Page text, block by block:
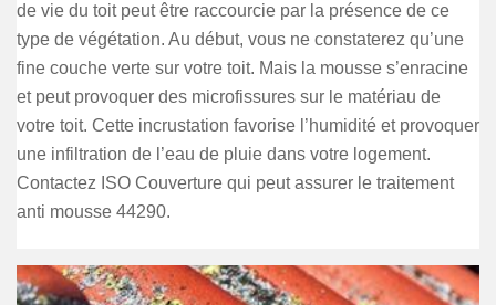
de vie du toit peut être raccourcie par la présence de ce
type de végétation. Au début, vous ne constaterez qu’une
fine couche verte sur votre toit. Mais la mousse s’enracine
et peut provoquer des microfissures sur le matériau de
votre toit. Cette incrustation favorise l’humidité et provoquer
une infiltration de l’eau de pluie dans votre logement.
Contactez ISO Couverture qui peut assurer le traitement
anti mousse 44290.